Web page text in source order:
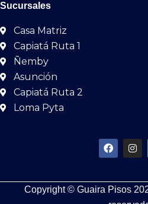
Sucursales
Casa Matriz
Capiatá Ruta 1
Ñemby
Asunción
Capiatá Ruta 2
Loma Pyta
F
a
b
o
I
n
a
g
Copyright © Guaira Pisos